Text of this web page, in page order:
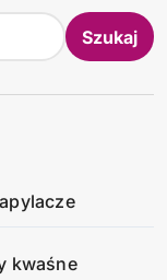
Szukaj
kwaśne